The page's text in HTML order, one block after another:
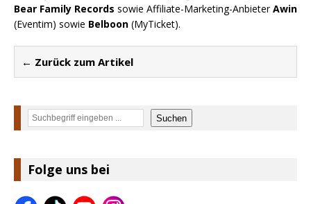
Bear Family Records sowie Affiliate-Marketing-AnbieterAwin
(Eventim) sowie Belboon (MyTicket).
← Zurück zum Artikel
Suchen Suchen
Folge uns bei